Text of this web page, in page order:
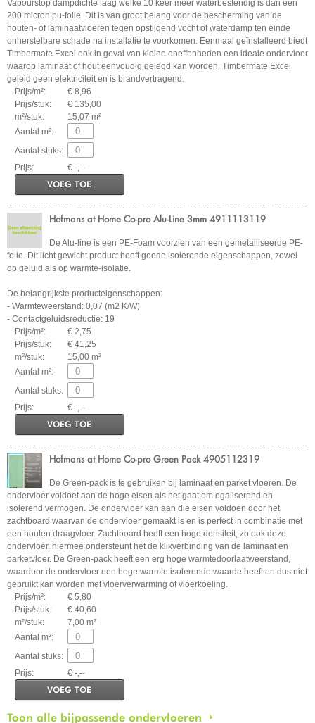
Vapourstop dampdichte laag welke 10 keer meer waterbestendig is dan een
200 micron pu-folie. Dit is van groot belang voor de bescherming van de
houten- of laminaatvloeren tegen opstijgend vocht of waterdamp ten einde
onherstelbare schade na installatie te voorkomen. Eenmaal geïnstalleerd biedt
Timbermate Excel ook in geval van kleine oneffenheden een ideale ondervloer
waarop laminaat of hout eenvoudig gelegd kan worden. Timbermate Excel
geleid geen elektriciteit en is brandvertragend.
Prijs/m²:
€ 8,96
Prijs/stuk:
€ 135,00
m²/stuk:
15,07 m²
Aantal m²:
Aantal stuks:
Prijs:
€ -,--
VOEG TOE
Hofmans at Home Co-pro Alu-Line 3mm 4911113119
De Alu-line is een PE-Foam voorzien van een gemetalliseerde PE-
folie. Dit licht gewicht product heeft goede isolerende eigenschappen, zowel
op geluid als op warmte-isolatie.
De belangrijkste producteigenschappen:
- Warmteweerstand: 0,07 (m2 K/W)
- Contactgeluidsreductie: 19
Prijs/m²:
€ 2,75
Prijs/stuk:
€ 41,25
m²/stuk:
15,00 m²
Aantal m²:
Aantal stuks:
Prijs:
€ -,--
VOEG TOE
Hofmans at Home Co-pro Green Pack 4905112319
De Green-pack is te gebruiken bij laminaat en parket vloeren. De
ondervloer voldoet aan de hoge eisen als het gaat om egaliserend en
isolerend vermogen. De ondervloer kan aan die eisen voldoen door het
zachtboard waarvan de ondervloer gemaakt is en is perfect in combinatie met
een houten draagvloer. Zachtboard heeft een hoge densiteit, zo ook deze
ondervloer, hiermee ondersteunt het de klikverbinding van de laminaat en
parketvloer. De Green-pack heeft een erg hoge warmtedoorlaatweerstand,
waardoor de ondervloer een hoge warmte isolerende waarde heeft en dus niet
gebruikt kan worden met vloerverwarming of vloerkoeling.
Prijs/m²:
€ 5,80
Prijs/stuk:
€ 40,60
m²/stuk:
7,00 m²
Aantal m²:
Aantal stuks:
Prijs:
€ -,--
VOEG TOE
Toon alle bijpassende ondervloeren